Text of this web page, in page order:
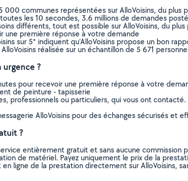
000 communes représentées sur AlloVoisins, du
les 10 secondes, 3.6 millions de demandes
différents, tout est possible sur AlloVoisins, du
une première réponse à votre demande
sur 5* indiquent qu’AlloVoisins propose un bon
réalisée sur un échantillon de 5 671
urgence ?
pour recevoir une première réponse à votre
de peinture - tapisserie
professionnels ou particuliers, qui vous ont
AlloVoisins pour des échanges sécurisés et
?
entièrement gratuit et sans aucune
de matériel. Payez uniquement le prix de la
ligne de la prestation directement sur AlloVoisins,